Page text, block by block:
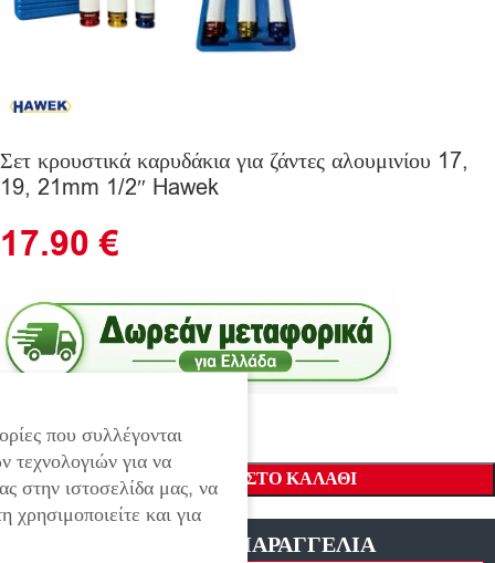
Σετ κρουστικά καρυδάκια για ζάντες αλουμινίου 17,
19, 21mm 1/2″ Hawek
17.90€
ΠΡΟΣΘΉΚΗ ΣΤΟ ΚΑΛΆΘΙ
ΓΡΗΓΟΡΗ ΠΑΡΑΓΓΕΛΙΑ
που συλλέγονται
για να
στην ιστοσελίδα μας, να
και για